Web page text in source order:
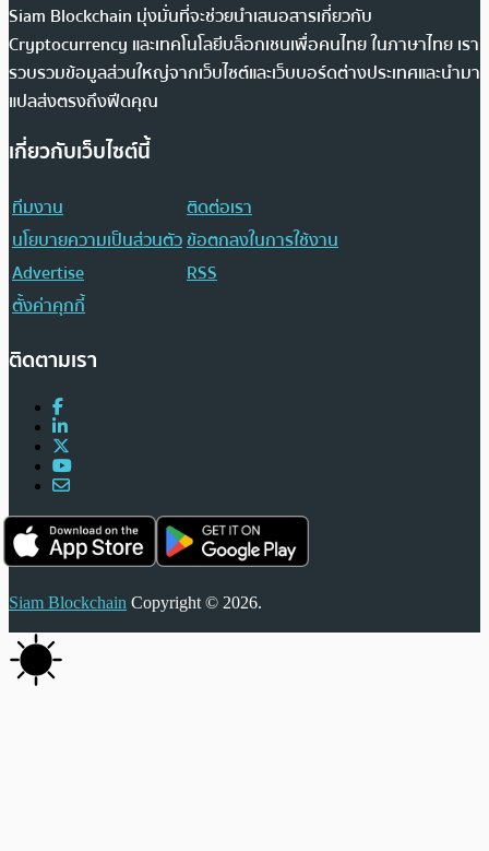
Siam Blockchain มุ่งมั่นที่จะช่วยนำเสนอสารเกี่ยวกับ
Cryptocurrency และเทคโนโลยีบล็อกเชนเพื่อคนไทย ในภาษาไทย เรา
รวบรวมข้อมูลส่วนใหญ่จากเว็บไซต์และเว็บบอร์ดต่างประเทศและนำมา
แปลส่งตรงถึงฟีดคุณ
เกี่ยวกับเว็บไซต์นี้
ทีมงาน
ติดต่อเรา
นโยบายความเป็นส่วนตัวข้อตกลงในการใช้งาน
Advertise
RSS
ตั้งค่าคุกกี้
ติดตามเรา
Siam Blockchain Copyright © 2026.